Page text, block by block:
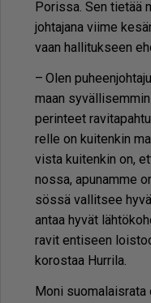
Po­ris­sa. Sen tie­tää
joh­ta­ja­na vii­me
vaan hal­li­tuk­seen
– Olen
maan
pe­rin­teet
rel­le on kui­ten­kin
vis­ta kui­ten­kin on,
nos­sa, apu­nam­me
sös­sä val­lit­see
an­taa hy­vät
ra­vit en­ti­seen
ko­ros­taa Hur­ri­la.
Moni suo­ma­lais­ra­ta